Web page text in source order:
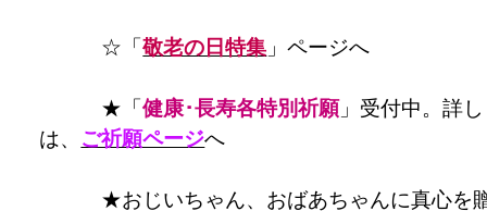
☆「敬老の日特集 」ページへ
★「健康･長寿各特別祈願」受付中。詳
は、 ご祈願ページへ
★おじいちゃん、おばあちゃんに真心を